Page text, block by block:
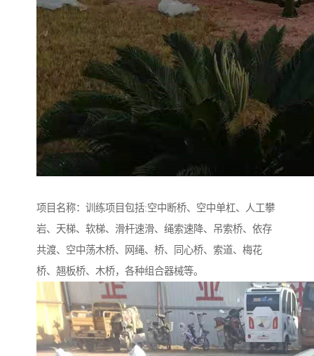
项目名称：训练项目包括:空中断桥、空中单杠、人工攀
岩、天梯、软梯、滑杆速滑、绳索速降、吊索桥、依存
共渡、空中荡木桥、网绳、桥、同心桥、索道、梅花
桥、翘板桥、木桥，各种组合器械等。